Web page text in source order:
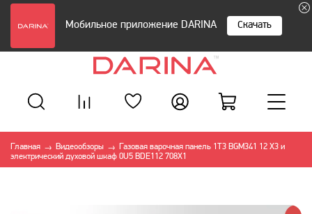
Мобильное приложение DARINA Скачать
Главная → Видеообзоры →
Газовая варочная панель 1Т3 BGM341 12 X3 и
электрический духовой шкаф 0U5 BDE112 708X1